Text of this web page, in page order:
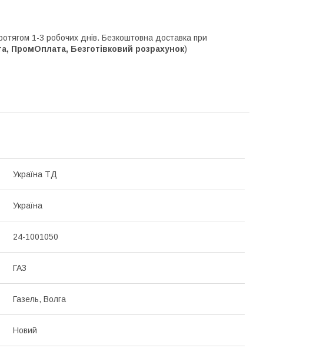
1-3 робочих днів. Безкоштовна доставка при
ПромОплата, Безготівковий розрахунок)
Україна ТД
Україна
24-1001050
ГАЗ
Газель, Волга
Новий